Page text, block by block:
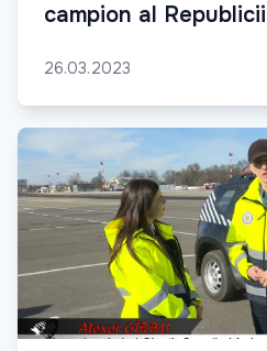
campion al
26.03.2023